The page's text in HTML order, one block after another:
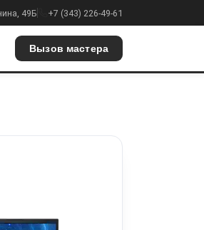
49Б +7 (343) 226-49-61
Вызов мастера